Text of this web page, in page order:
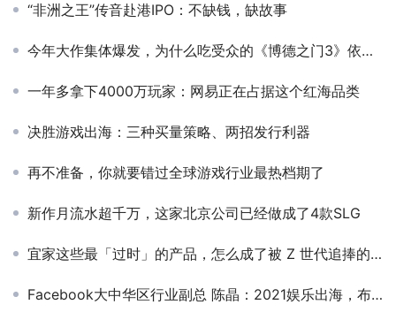
“非洲之王”传音赴港IPO：不缺钱，缺故事
今年大作集体爆发，为什么吃受众的《博德之门3》依旧是赢家
一年多拿下4000万玩家：网易正在占据这个红海品类
决胜游戏出海：三种买量策略、两招发行利器
再不准备，你就要错过全球游戏行业最热档期了
新作月流水超千万，这家北京公司已经做成了4款SLG
宜家这些最「过时」的产品，怎么成了被 Z 世代追捧的时尚单品？
Facebook大中华区行业副总 陈晶：2021娱乐出海，布局、品类和洞察